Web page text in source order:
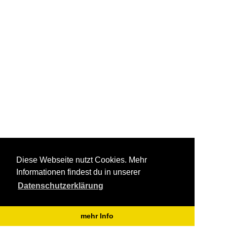
Diese Webseite nutzt Cookies. Mehr
Informationen findest du in unserer
Datenschutzerklärung
mehr Info